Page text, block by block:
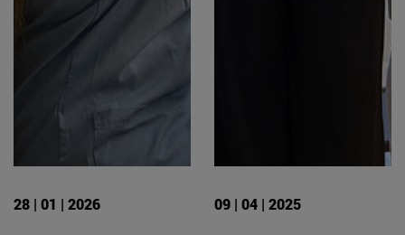
28 | 01 | 2026 09 | 04 | 2025